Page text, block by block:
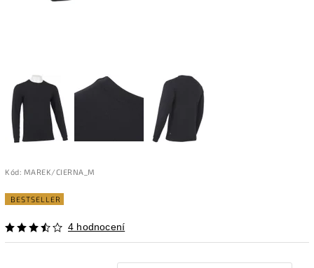
Kód: MAREK/CIERNA_M
BESTSELLER
4 hodnocení